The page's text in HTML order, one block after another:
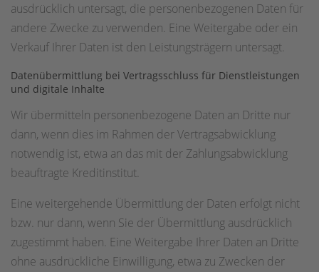
ausdrücklich untersagt, die personenbezogenen Daten für
andere Zwecke zu verwenden. Eine Weitergabe oder ein
Verkauf Ihrer Daten ist den Leistungsträgern untersagt.
Datenübermittlung bei Vertragsschluss für Dienstleistungen
und digitale Inhalte
Wir übermitteln personenbezogene Daten an Dritte nur
dann, wenn dies im Rahmen der Vertragsabwicklung
notwendig ist, etwa an das mit der Zahlungsabwicklung
beauftragte Kreditinstitut.
Eine weitergehende Übermittlung der Daten erfolgt nicht
bzw. nur dann, wenn Sie der Übermittlung ausdrücklich
zugestimmt haben. Eine Weitergabe Ihrer Daten an Dritte
ohne ausdrückliche Einwilligung, etwa zu Zwecken der